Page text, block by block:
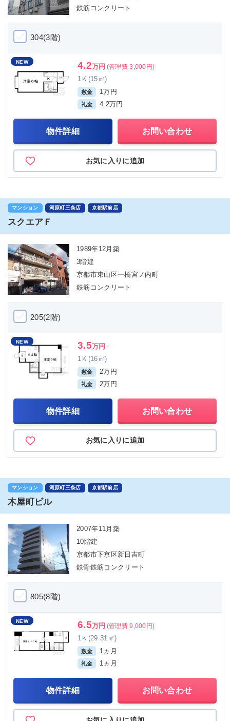
鉄筋コンクリート
304(3階)
NEW 4.2万円 (管理費 3,000円)
1Ｋ(15㎡)
敷金 1万円
礼金 4.2万円
物件詳細 お問い合わせ
お気に入りに追加
マンション 河原町三条店 京都駅前店
スクエアＦ
1989年12月築
3階建
京都市東山区一橋宮ノ内町
鉄筋コンクリート
205(2階)
NEW 3.5万円 -
1Ｋ(16㎡)
敷金 2万円
礼金 2万円
物件詳細 お問い合わせ
お気に入りに追加
マンション 河原町三条店 京都駅前店
木屋町ビル
2007年11月築
10階建
京都市下京区新日吉町
鉄骨鉄筋コンクリート
805(8階)
NEW 6.5万円 (管理費 9,000円)
1Ｋ(29.31㎡)
敷金 1ヵ月
礼金 1ヵ月
物件詳細 お問い合わせ